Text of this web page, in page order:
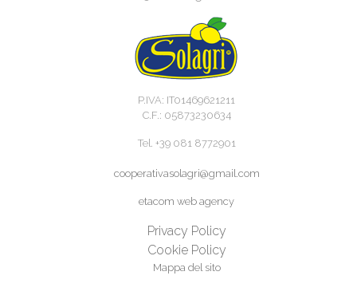
P.IVA: IT01469621211
C.F.: 05873230634
Tel. +39 081 8772901
cooperativasolagri@gmail.com
etacom web agency
Privacy Policy
Cookie Policy
Mappa del sito